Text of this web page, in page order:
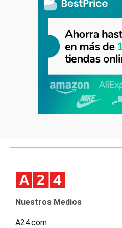
Nuestros Medios
A24.com